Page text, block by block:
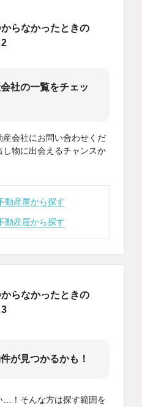
らなかったときの
社の一覧をチェッ
会社にお問い合わせくだ
物に出会えるチャンスか
動産屋から探す
動産屋から探す
らなかったときの
が見つかるかも！
…！そんな方は探す範囲を